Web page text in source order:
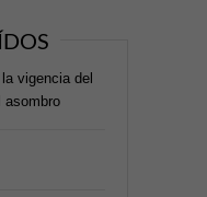
vigencia del
asombro